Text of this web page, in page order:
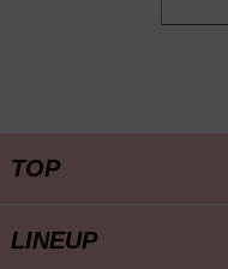
TOP
LINEUP